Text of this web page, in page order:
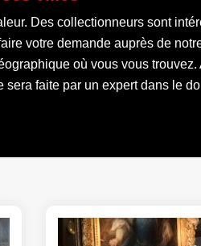
Des collectionneurs sont
votre demande auprès de
où vous vous trouvez.
sera faite par un expert dans le